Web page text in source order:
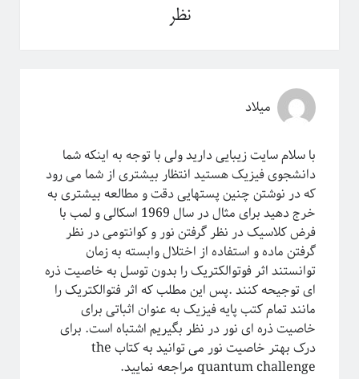
جامعه علمی
خرافات
دوره دکتری
رادیوفیزیک
روایتگری در علم
ریاضی
زندگی علمی
سایر
سخن اندیشمندان
سیستم‌های پیچیده
سینما
شبه علم
شبکه‌های پیچیده
نظر
میلاد
با سلام سایت زیبایی دارید ولی با توجه به اینکه شما
دانشجوی فیزیک هستید انتظار بیشتری از شما می رود
که در نوشتن چنین پستهایی دقت و مطالعه بیشتری به
خرج دهید برای مثال در سال 1969 اسکالی و لمب با
فرض کلاسیک در نظر گرفتن نور و کوانتومی در نظر
گرفتن ماده و استفاده از اختلال وابسته به زمان
توانستند اثر فوتوالکتریک را بدون توسل به خاصیت ذره
ای توجیحه کنند .پس این مطلب که اثر فتوالکتریک را
مانند تمام کتب پایه فیزیک به عنوان اثباتی برای
خاصیت ذره ای نور در نظر بگیریم اشتباه است. برای
درک بهتر خاصیت نور می توانید به کتاب the
quantum challenge مراجعه نمایید.